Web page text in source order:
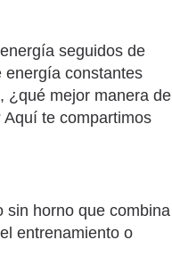
seguidos de
energía constantes
¿qué mejor manera de
te compartimos
sin horno que combina
entrenamiento o